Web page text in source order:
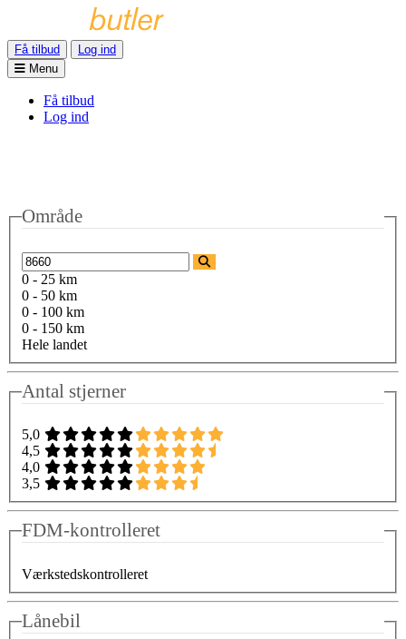
Få tilbud
Log ind
Menu
Få tilbud
Log ind
Område
0 - 25 km
0 - 50 km
0 - 100 km
0 - 150 km
Hele landet
Antal stjerner
5,0
4,5
4,0
3,5
FDM-kontrolleret
Værkstedskontrolleret
Lånebil